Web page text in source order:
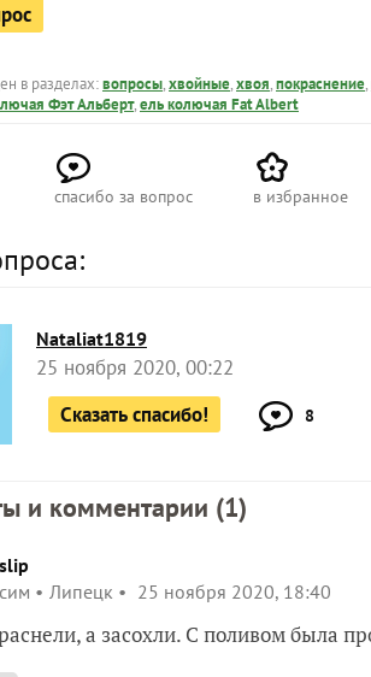
в разделах:вопросы,хвойные,хвоя,покраснение,
Фэт Альберт,ель колючая Fat Albert
спасибо за вопрос в избранное
Nataliat1819
25 ноября 2020, 00:22
Сказать спасибо!
8
и комментарии (1)
Липецк 25 ноября 2020, 18:40
а засохли. С поливом была